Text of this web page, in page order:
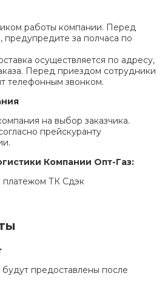
работы компании. Перед
предупредите за полчаса по
осуществляется по адресу,
Перед приездом сотрудники
телефонным звонком.
на выбор заказчика.
прейскуранту
Компании Опт-Газ:
платежом ТК Сдэк
предоставлены после